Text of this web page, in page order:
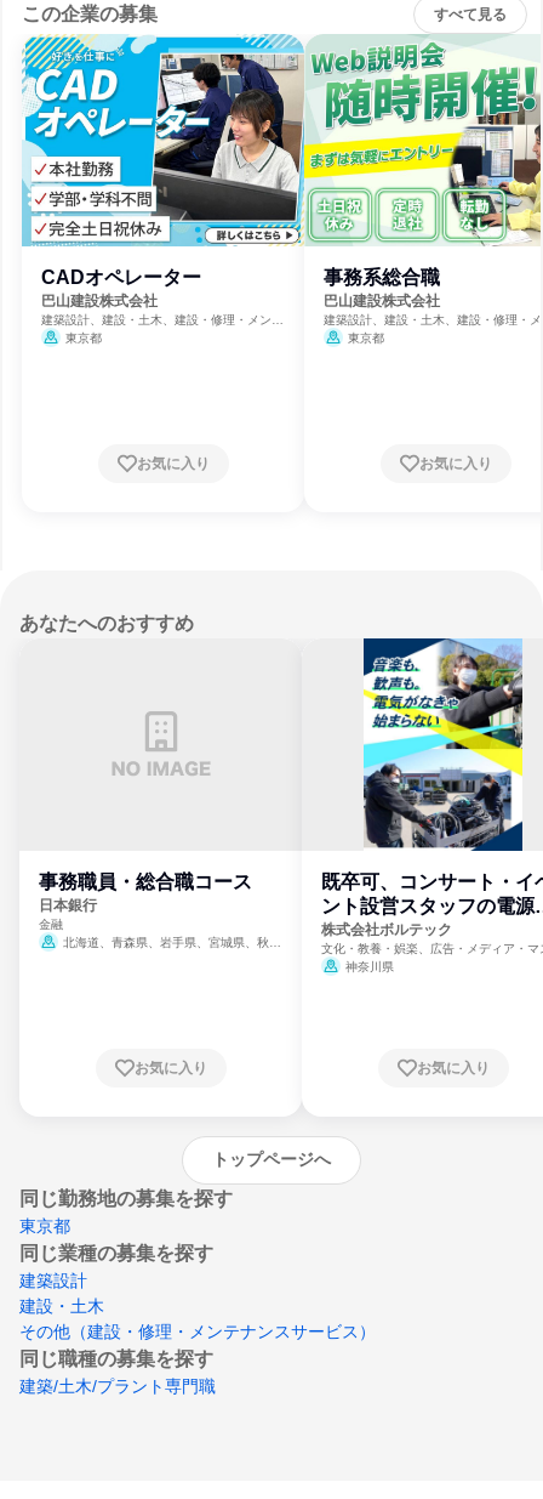
この企業の募集 すべて見る
CADオペレーター
巴山建設株式会社
建築設計、建設・土木、建設・修理・メンテ
ナンスサービス
東京都
お気に入り
事務系総合職
巴山建設株式会社
建築設計、建設・土木、建設・修理・
ナンスサービス
東京都
お気に入り
あなたへのおすすめ
事務職員・総合職コース
日本銀行
金融
北海道、青森県、岩手県、宮城県、秋田
崎県、熊本県、大分県、宮崎県、鹿児島県、
お気に入り
既卒可、コンサート・イ
ント設営スタッフの電源
門
株式会社ボルテック
文化・教養・娯楽、広告・メディア・マ
ミ、電力・ガス・水道・エネルギー
神奈川県
お気に入り
トップページへ
同じ勤務地の募集を探す
東京都
同じ業種の募集を探す
建築設計
建設・土木
その他（建設・修理・メンテナンスサービス）
同じ職種の募集を探す
建築/土木/プラント専門職